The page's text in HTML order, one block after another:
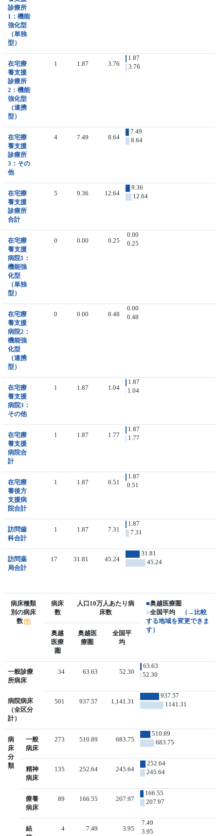
診療所
1：機能
強化型
（単独
型）
在宅療
養支援
診療所
2：機能
強化型
（連携
型）
1 1.87 3.76
1.87
3.76
在宅療
養支援
診療所
3：その
他
4 7.49 8.64
7.49
8.64
在宅療
養支援
診療所
合計
5 9.36 12.64
9.36
12.64
在宅療
養支援
病院1：
機能強
化型
（単独
型）
0 0.00 0.25
0.00
0.25
在宅療
養支援
病院2：
機能強
化型
（連携
型）
0 0.00 0.48
0.00
0.48
在宅療
養支援
病院3：
その他
1 1.87 1.04
1.87
1.04
在宅療
養支援
病院合
計
1 1.87 1.77
1.87
1.77
在宅療
養後方
支援病
院合計
1 1.87 0.51
1.87
0.51
訪問歯
科合計
1 1.87 7.31
1.87
7.31
訪問薬
局合計
17 31.81 45.24
31.81
45.24
病床種類
別の病床
数
病床
数
人口10万人あたり病
床数
■奥越医療圏
■全国平均
（→比較
する地域を変更できま
す）
奥越
医療
圏
奥越医
療圏
全国平
均
一般診療
所病床
34 63.63 52.30
63.63
52.30
病院病床
（全区分
計）
501 937.57 1,141.31
937.57
1141.31
病
床
分
類
一般
病床
273 510.89 683.75
510.89
683.75
精神
病床
135 252.64 245.64
252.64
245.64
療養
病床
89 166.55 207.97
166.55
207.97
結
4 7.49 3.95
7.49
3.95